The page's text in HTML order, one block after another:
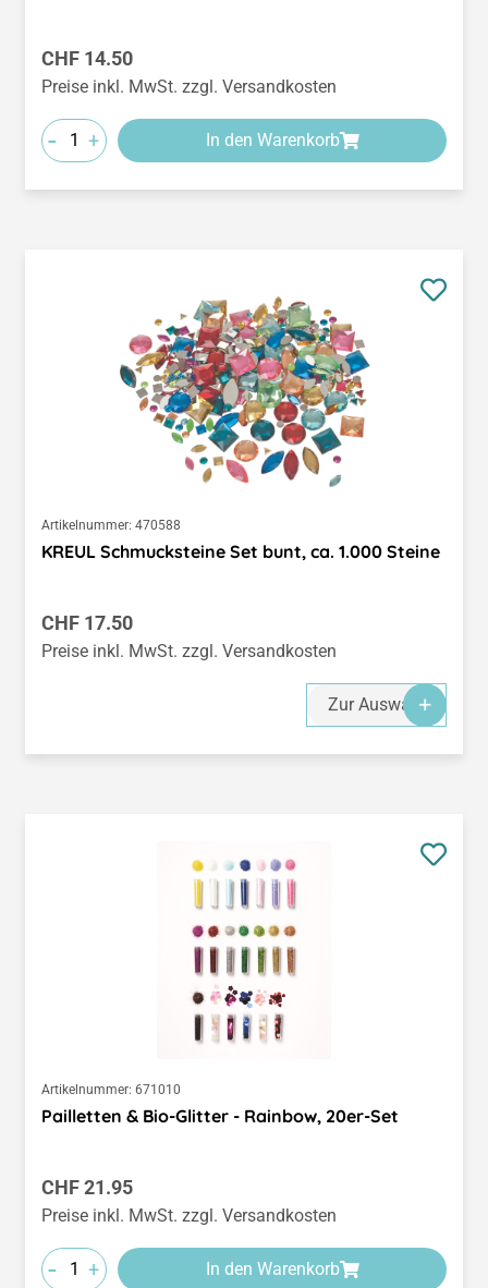
Regulärer Preis:
CHF 14.50
Preise inkl. MwSt. zzgl. Versandkosten
- + In den Warenkorb
Artikelnummer: 470588
KREUL Schmucksteine Set bunt, ca. 1.000 Steine
Regulärer Preis:
CHF 17.50
Preise inkl. MwSt. zzgl. Versandkosten
Zur Auswahl
Artikelnummer: 671010
Pailletten & Bio-Glitter - Rainbow, 20er-Set
Regulärer Preis:
CHF 21.95
Preise inkl. MwSt. zzgl. Versandkosten
- + In den Warenkorb